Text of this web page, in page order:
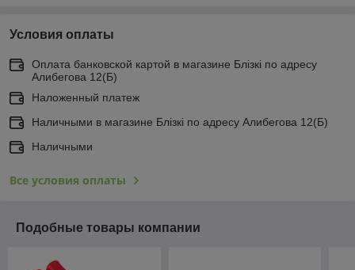
Условия оплаты
Оплата банковской картой в магазине Блiзкi по адресу
Алибегова 12(Б)
Наложенный платеж
Наличными в магазине Блiзкi по адресу Алибегова 12(Б)
Наличными
Все условия оплаты
Подобные товары компании